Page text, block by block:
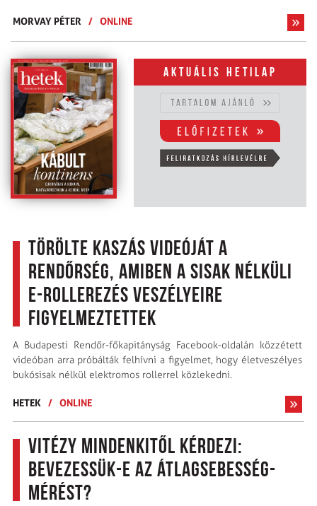
MORVAY PÉTER / ONLINE
Aktuális hetilap
Törölte kaszás videóját a
rendőrség, amiben a sisak nélküli
e-rollerezés veszélyeire
figyelmeztettek
A Budapesti Rendőr-főkapitányság Facebook-oldalán közzétett
videóban arra próbálták felhívni a figyelmet, hogy életveszélyes
bukósisak nélkül elektromos rollerrel közlekedni.
HETEK / ONLINE
Vitézy mindenkitől kérdezi:
Bevezessük-e az átlagsebesség-
mérést?